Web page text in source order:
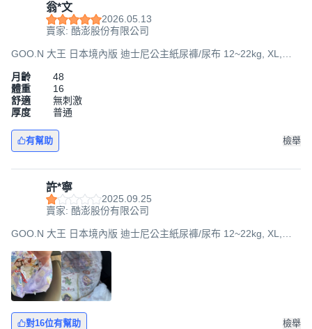
翁*文
2026.05.13
賣家: 酷澎股份有限公司
GOO.N 大王 日本境內版 迪士尼公主紙尿褲/尿布 12~22kg, XL,
月齡
48
體重
16
舒適
無刺激
厚度
普通
有幫助 檢舉
許*寧
2025.09.25
賣家: 酷澎股份有限公司
GOO.N 大王 日本境內版 迪士尼公主紙尿褲/尿布 12~22kg, XL,
對16位有幫助 檢舉